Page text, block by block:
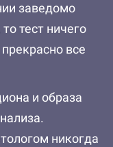
заведомо
тест ничего
все
и образа
никогда